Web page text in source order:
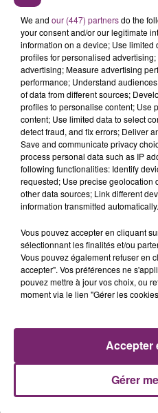
ACTUS RADIO
Plan du site
We and our (447) partnersdo the
your consent and/or our legitimate
information on a device; Use
profiles for personalised
advertising; Measure advertising
performance; Understand
of data from different sources;
profiles to personalise content; Use
content; Use limited data to select
detect fraud, and fix errors; Deliver
Save and communicate privacy
process personal data such as IP
following functionalities: Identify
requested; Use precise geolocation
other data sources; Link different
information transmitted automatically.
Vous pouvez accepter en cliquant
sélectionnant les finalités et/ou
Vous pouvez également refuser en
accepter". Vos préférences ne
pouvez mettre à jour vos choix, ou
moment via le lien "Gérer les
Gérer
Accepter